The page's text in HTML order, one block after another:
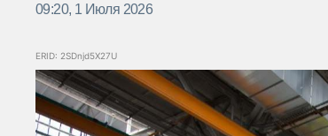
09:20, 1 Июля 2026
ERID: 2SDnjd5X27U